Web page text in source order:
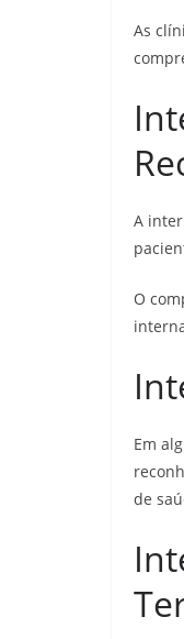
As
A
O
Em
de